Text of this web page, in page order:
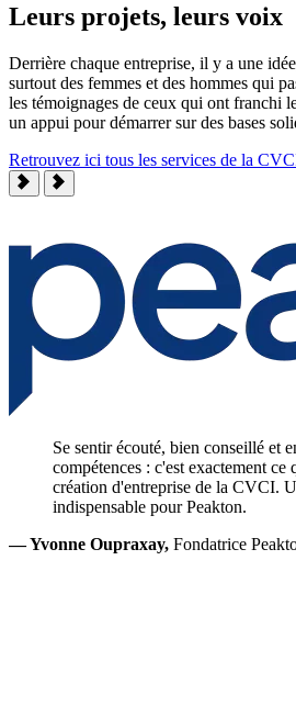
Leurs projets, leurs voix
Derrière chaque entreprise, il y a une
surtout des femmes et des hommes qui
les témoignages de ceux qui ont franchi
un appui pour démarrer sur des bases
Retrouvez ici tous les services de la
Se sentir écouté, bien conseillé et
compétences : c'est exactement ce
création d'entreprise de la CVCI.
indispensable pour Peakton.
— Yvonne Oupraxay, Fondatrice